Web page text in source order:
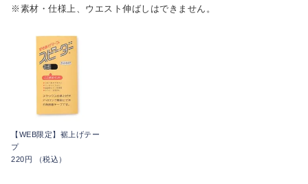
※素材・仕様上、ウエスト伸ばしはできません。
【WEB限定】裾上げテー
プ
220円 （税込）